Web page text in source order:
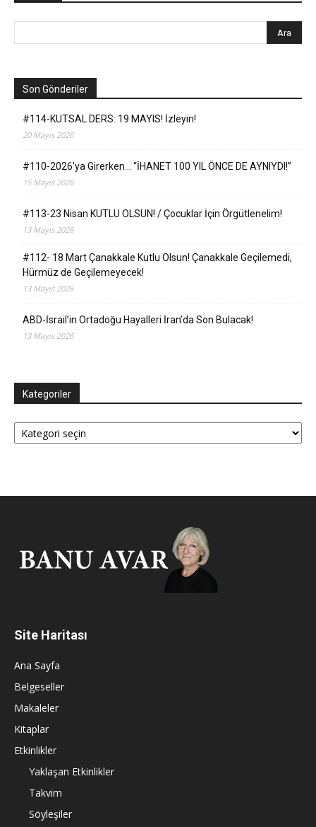
Son Gönderiler
#114-KUTSAL DERS: 19 MAYIS! İzleyin!
20 Mayıs 2026
#110-2026’ya Girerken… “İHANET 100 YIL ÖNCE DE AYNIYDI!”
15 Mayıs 2026
#113-23 Nisan KUTLU OLSUN! / Çocuklar İçin Örgütlenelim!
13 Mayıs 2026
#112- 18 Mart Çanakkale Kutlu Olsun! Çanakkale Geçilemedi,
Hürmüz de Geçilemeyecek!
13 Mayıs 2026
ABD-İsrail’in Ortadoğu Hayalleri İran’da Son Bulacak!
13 Mayıs 2026
Kategoriler
Kategoriler
Site Haritası
Ana Sayfa
Belgeseller
Makaleler
Kitaplar
Etkinlikler
Yaklaşan Etkinlikler
Takvim
Söyleşiler